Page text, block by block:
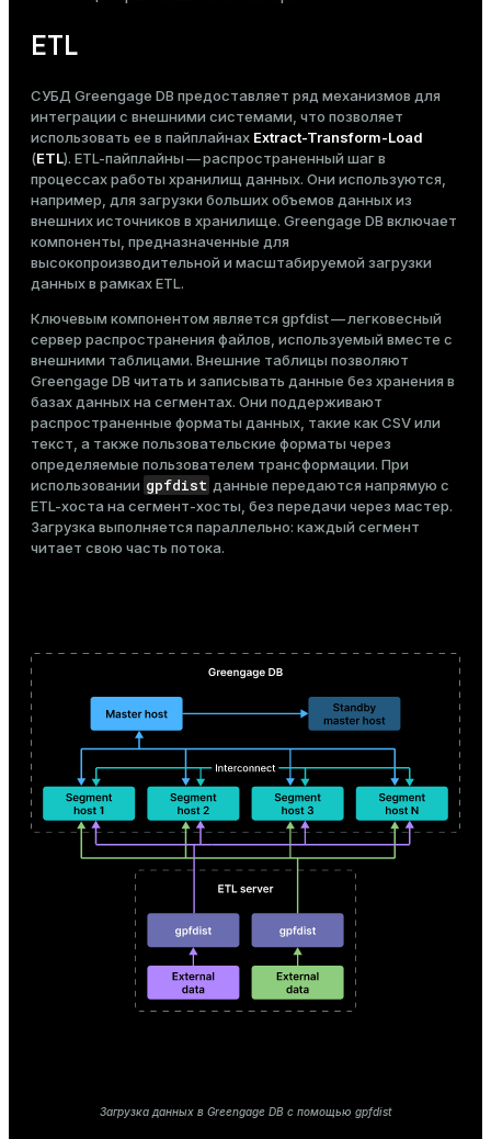
ETL
СУБД Greengage DB предоставляет ряд механизмов для
интеграции с внешними системами, что позволяет
использовать ее в пайплайнах Extract-Transform-Load
(ETL). ETL-пайплайны — распространенный шаг в
процессах работы хранилищ данных. Они используются,
например, для загрузки больших объемов данных из
внешних источников в хранилище. Greengage DB включает
компоненты, предназначенные для
высокопроизводительной и масштабируемой загрузки
данных в рамках ETL.
Ключевым компонентом является gpfdist— легковесный
сервер распространения файлов, используемый вместе с
внешними таблицами. Внешние таблицы позволяют
Greengage DB читать и записывать данные без хранения в
базах данных на сегментах. Они поддерживают
распространенные форматы данных, такие как CSV или
текст, а также пользовательские форматы через
определяемые пользователем трансформации. При
использовании gpfdist данные передаются напрямую с
ETL-хоста на сегмент-хосты, без передачи через мастер.
Загрузка выполняется параллельно: каждый сегмент
читает свою часть потока.
Загрузка данных в Greengage DB с помощью gpfdist